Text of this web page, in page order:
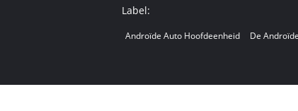
Label:
Androïde Auto Hoofdeenheid De